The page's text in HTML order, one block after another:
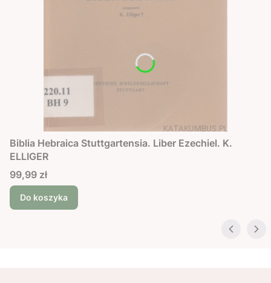
Biblia Hebraica Stuttgartensia. Liber Ezechiel. K.
ELLIGER
Cena
99,99 zł
Do koszyka